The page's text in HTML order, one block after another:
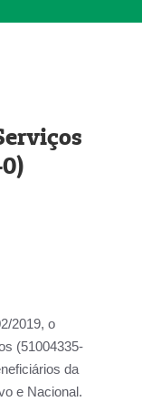
2019, o
(51004335-
da
e Nacional.